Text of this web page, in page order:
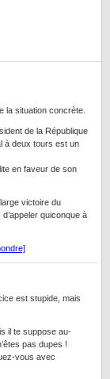
la situation concrète.
de la République
à deux tours est un
en faveur de son
victoire du
quiconque à
est stupide, mais
il te suppose au-
pas dupes !
vous avec